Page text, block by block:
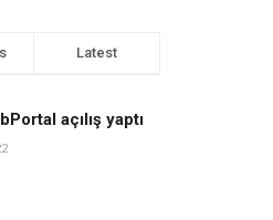
Latest
açılış yaptı